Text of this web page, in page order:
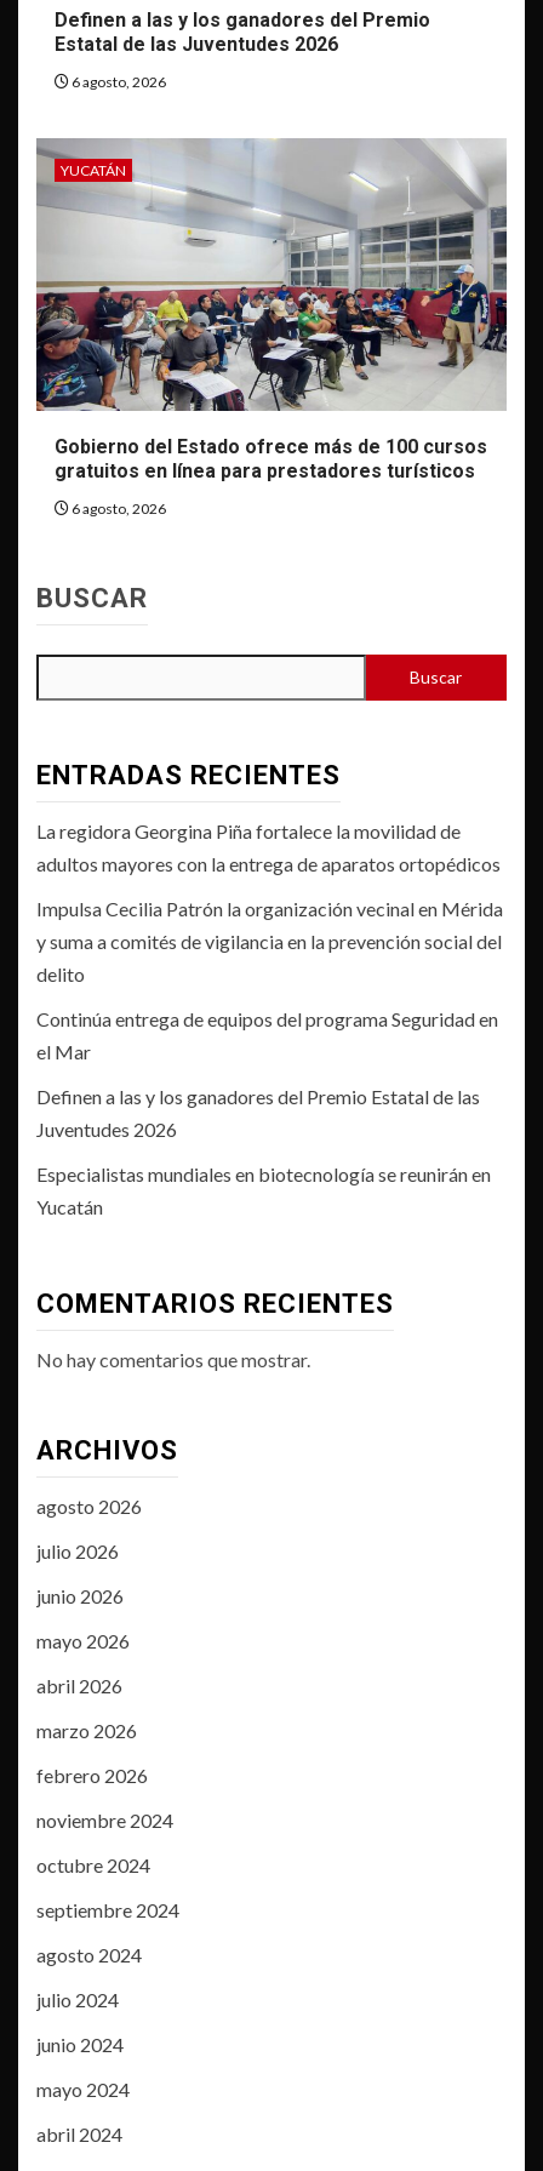
Definen a las y los ganadores del Premio
Estatal de las Juventudes 2026
6 agosto, 2026
YUCATÁN
Gobierno del Estado ofrece más de 100 cursos
gratuitos en línea para prestadores turísticos
6 agosto, 2026
BUSCAR
Buscar
ENTRADAS RECIENTES
La regidora Georgina Piña fortalece la movilidad de
adultos mayores con la entrega de aparatos ortopédicos
Impulsa Cecilia Patrón la organización vecinal en Mérida
y suma a comités de vigilancia en la prevención social del
delito
Continúa entrega de equipos del programa Seguridad en
el Mar
Definen a las y los ganadores del Premio Estatal de las
Juventudes 2026
Especialistas mundiales en biotecnología se reunirán en
Yucatán
COMENTARIOS RECIENTES
No hay comentarios que mostrar.
ARCHIVOS
agosto 2026
julio 2026
junio 2026
mayo 2026
abril 2026
marzo 2026
febrero 2026
noviembre 2024
octubre 2024
septiembre 2024
agosto 2024
julio 2024
junio 2024
mayo 2024
abril 2024